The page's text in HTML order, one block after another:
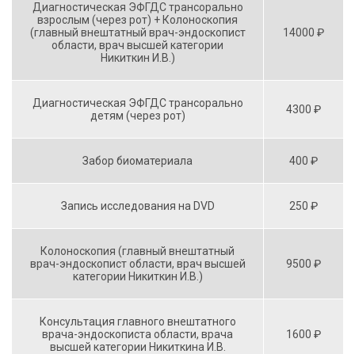
Диагностическая ЭФГДС трансорально
взрослым (через рот) + Колоноскопия
(главный внештатный врач-эндоскопист
области, врач высшей категории
Никиткин И.В.)
14000 ₽
Диагностическая ЭФГДС трансорально
детям (через рот)
4300 ₽
Забор биоматериала 400 ₽
Запись исследования на DVD 250 ₽
Колоноскопия (главный внештатный
врач-эндоскопист области, врач высшей
категории Никиткин И.В.)
9500 ₽
Консультация главного внештатного
врача-эндоскописта области, врача
высшей категории Никиткина И.В.
1600 ₽